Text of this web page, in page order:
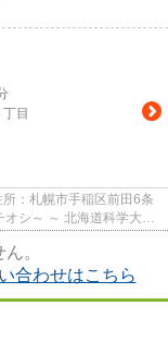
丁目
。
合わせはこちら